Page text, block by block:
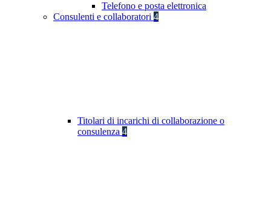
Telefono e posta elettronica
Consulenti e collaboratori 4
Titolari di incarichi di collaborazione o
consulenza 4